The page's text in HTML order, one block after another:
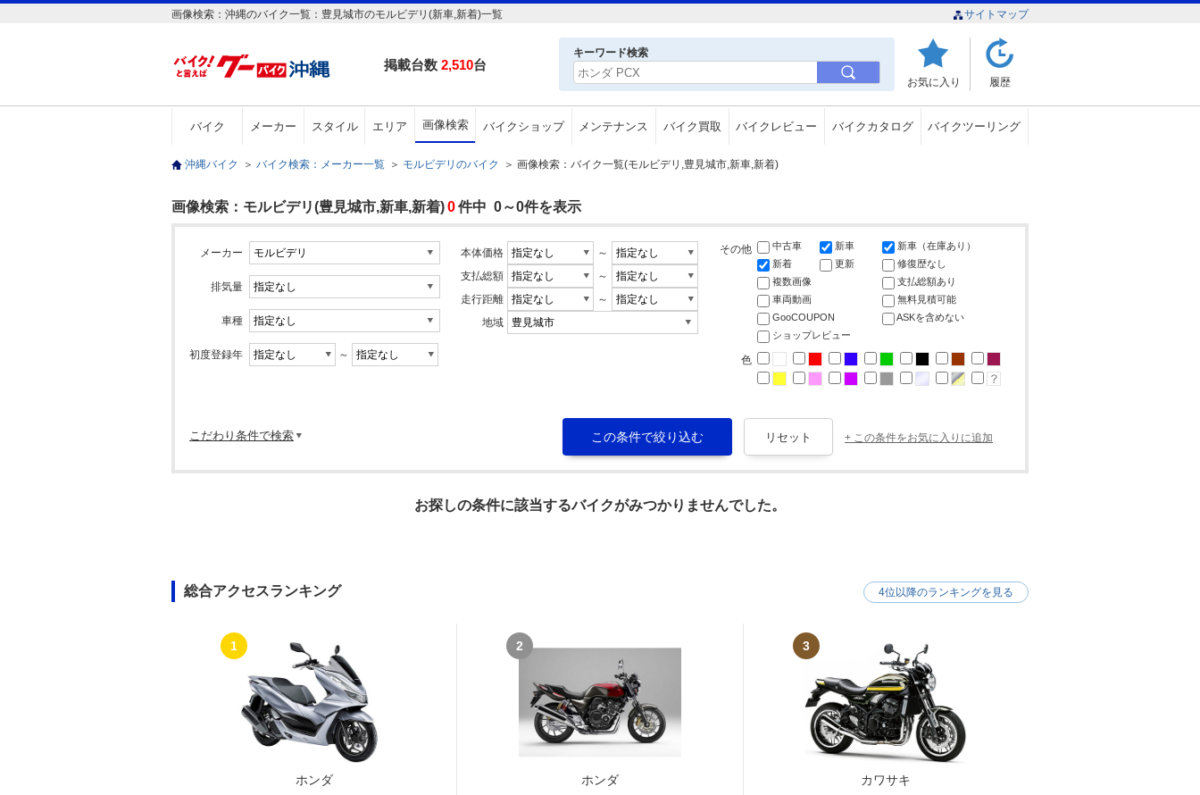
画像検索：沖縄のバイク一覧：豊見城市のモルビデリ(新車,新着)一覧 サイトマップ
掲載台数 2,510台
キーワード検索
お気に入り 履歴
バイク メーカー スタイル エリア 画像検索 バイクショップ メンテナンス バイク買取 バイクレビュー バイクカタログ バイクツーリング
沖縄バイク ＞ バイク検索：メーカー一覧 ＞ モルビデリのバイク ＞ 画像検索：バイク一覧(モルビデリ,豊見城市,新車,新着)
画像検索：モルビデリ(豊見城市,新車,新着)0件中 0～0件を表示
メーカー
排気量
車種
初度登録年 ～
本体価格
～
支払総額
～
走行距離
～
地域
その他 中古車 新車
新車（在庫あり）
新着
更新
修復歴なし
複数画像
支払総額あり
車両動画
無料見積可能
GooCOUPON
ASKを含めない
ショップレビュー
色
こだわり条件で検索 + この条件をお気に入りに追加
お探しの条件に該当するバイクがみつかりませんでした。
総合アクセスランキング
1
ホンダ
2
ホンダ
3
カワサキ
4位以降のランキングを見る